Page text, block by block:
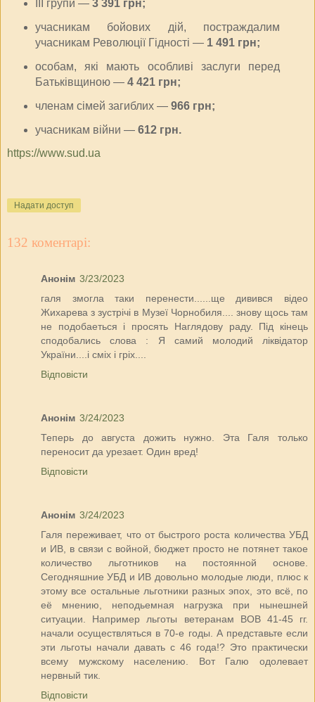
III групи —3 391 грн;
учасникам бойових дій, постраждалим
учасникам Революції Гідності — 1 491 грн;
особам, які мають особливі заслуги перед
Батьківщиною —4 421 грн;
членам сімей загиблих — 966 грн;
учасникам війни — 612 грн.
https://www.sud.ua
Надати доступ
132 коментарі:
Анонім 3/23/2023
галя змогла таки перенести......ще дивився відео
Жихарева з зустрічі в Музеї Чорнобиля.... знову щось там
не подобаеться і просять Наглядову раду. Під кінець
сподобались слова : Я самий молодий ліквідатор
України....і сміх і гріх....
Відповісти
Анонім 3/24/2023
Теперь до августа дожить нужно. Эта Галя только
переносит да урезает. Один вред!
Відповісти
Анонім 3/24/2023
Галя переживает, что от быстрого роста количества УБД
и ИВ, в связи с войной, бюджет просто не потянет такое
количество льготников на постоянной основе.
Сегодняшние УБД и ИВ довольно молодые люди, плюс к
этому все остальные льготники разных эпох, это всё, по
её мнению, неподьемная нагрузка при нынешней
ситуации. Например льготы ветеранам ВОВ 41-45 гг.
начали осуществляться в 70-е годы. А представьте если
эти льготы начали давать с 46 года!? Это практически
всему мужскому населению. Вот Галю одолевает
нервный тик.
Відповісти